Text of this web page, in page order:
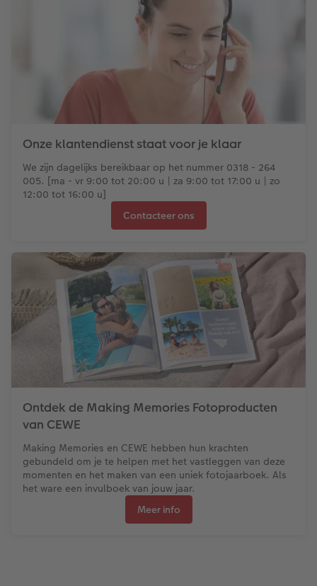
Onze klantendienst staat voor je klaar
We zijn dagelijks bereikbaar op het nummer 0318 - 264
005. [ma - vr 9:00 tot 20:00 u | za 9:00 tot 17:00 u | zo
12:00 tot 16:00 u]
Contacteer ons
Ontdek de Making Memories Fotoproducten
van CEWE
Making Memories en CEWE hebben hun krachten
gebundeld om je te helpen met het vastleggen van deze
momenten en het maken van een uniek fotojaarboek. Als
het ware een invulboek van jouw jaar.
Meer info